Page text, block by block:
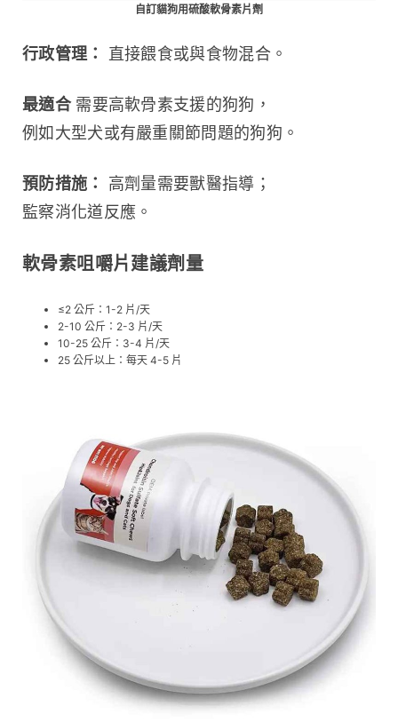
自訂貓狗用硫酸軟骨素片劑
行政管理： 直接餵食或與食物混合。
最適合 需要高軟骨素支援的狗狗，
例如大型犬或有嚴重關節問題的狗狗。
預防措施：
高劑量需要獸醫指導；
監察消化道反應。
軟骨素咀嚼片建議劑量
≤2 公斤：1-2 片/天
2-10 公斤：2-3 片/天
10-25 公斤：3-4 片/天
25 公斤以上：每天 4-5 片